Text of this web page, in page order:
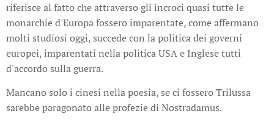
riferisce al fatto che attraverso gli incroci quasi tutte le
monarchie d'Europa fossero imparentate, come affermano
molti studiosi oggi, succede con la politica dei governi
europei, imparentati nella politica USA e Inglese tutti
d'accordo sulla guerra.
Mancano solo i cinesi nella poesia, se ci fossero Trilussa
sarebbe paragonato alle profezie di Nostradamus.